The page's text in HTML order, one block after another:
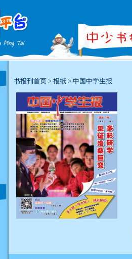
书报刊首页 > 报纸 > 中国中学生报